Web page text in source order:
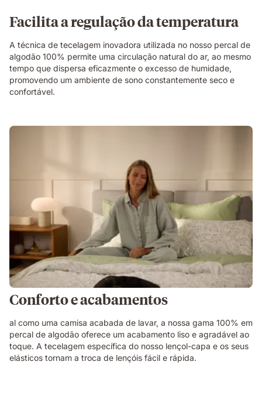
Facilita a regulação da temperatura
A técnica de tecelagem inovadora utilizada no nosso percal de
algodão 100% permite uma circulação natural do ar, ao mesmo
tempo que dispersa eficazmente o excesso de humidade,
promovendo um ambiente de sono constantemente seco e
confortável.
Conforto e acabamentos
al como uma camisa acabada de lavar, a nossa gama 100% em
percal de algodão oferece um acabamento liso e agradável ao
toque. A tecelagem específica do nosso lençol-capa e os seus
elásticos tornam a troca de lençóis fácil e rápida.